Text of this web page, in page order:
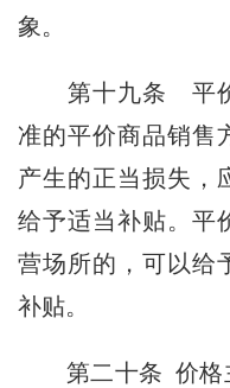
象。
第十九条 平
准的平价商品销售
产生的正当损失，
给予适当补贴。平
营场所的，可以给
补贴。
第二十条 价格